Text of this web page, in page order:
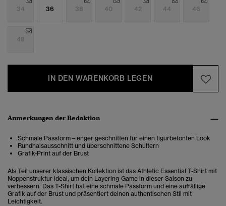
34 36 38 40 42 44 46
48
IN DEN WARENKORB LEGEN
Anmerkungen der Redaktion
Schmale Passform – enger geschnitten für einen figurbetonten Look
Rundhalsausschnitt und überschnittene Schultern
Grafik-Print auf der Brust
Als Teil unserer klassischen Kollektion ist das Athletic Essential T-Shirt mit
Noppenstruktur ideal, um dein Layering-Game in dieser Saison zu
verbessern. Das T-Shirt hat eine schmale Passform und eine auffällige
Grafik auf der Brust und präsentiert deinen authentischen Stil mit
Leichtigkeit.